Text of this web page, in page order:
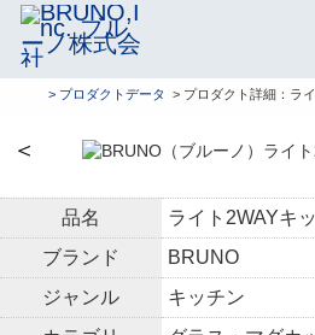
> プロダクトデータ > プロダクト詳細：ラ
＜
品名
ライト2WAYキ
ブランド
BRUNO
ジャンル
キッチン